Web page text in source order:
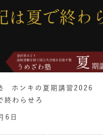
ホンキの夏期講習2026
終わらせろ
6日